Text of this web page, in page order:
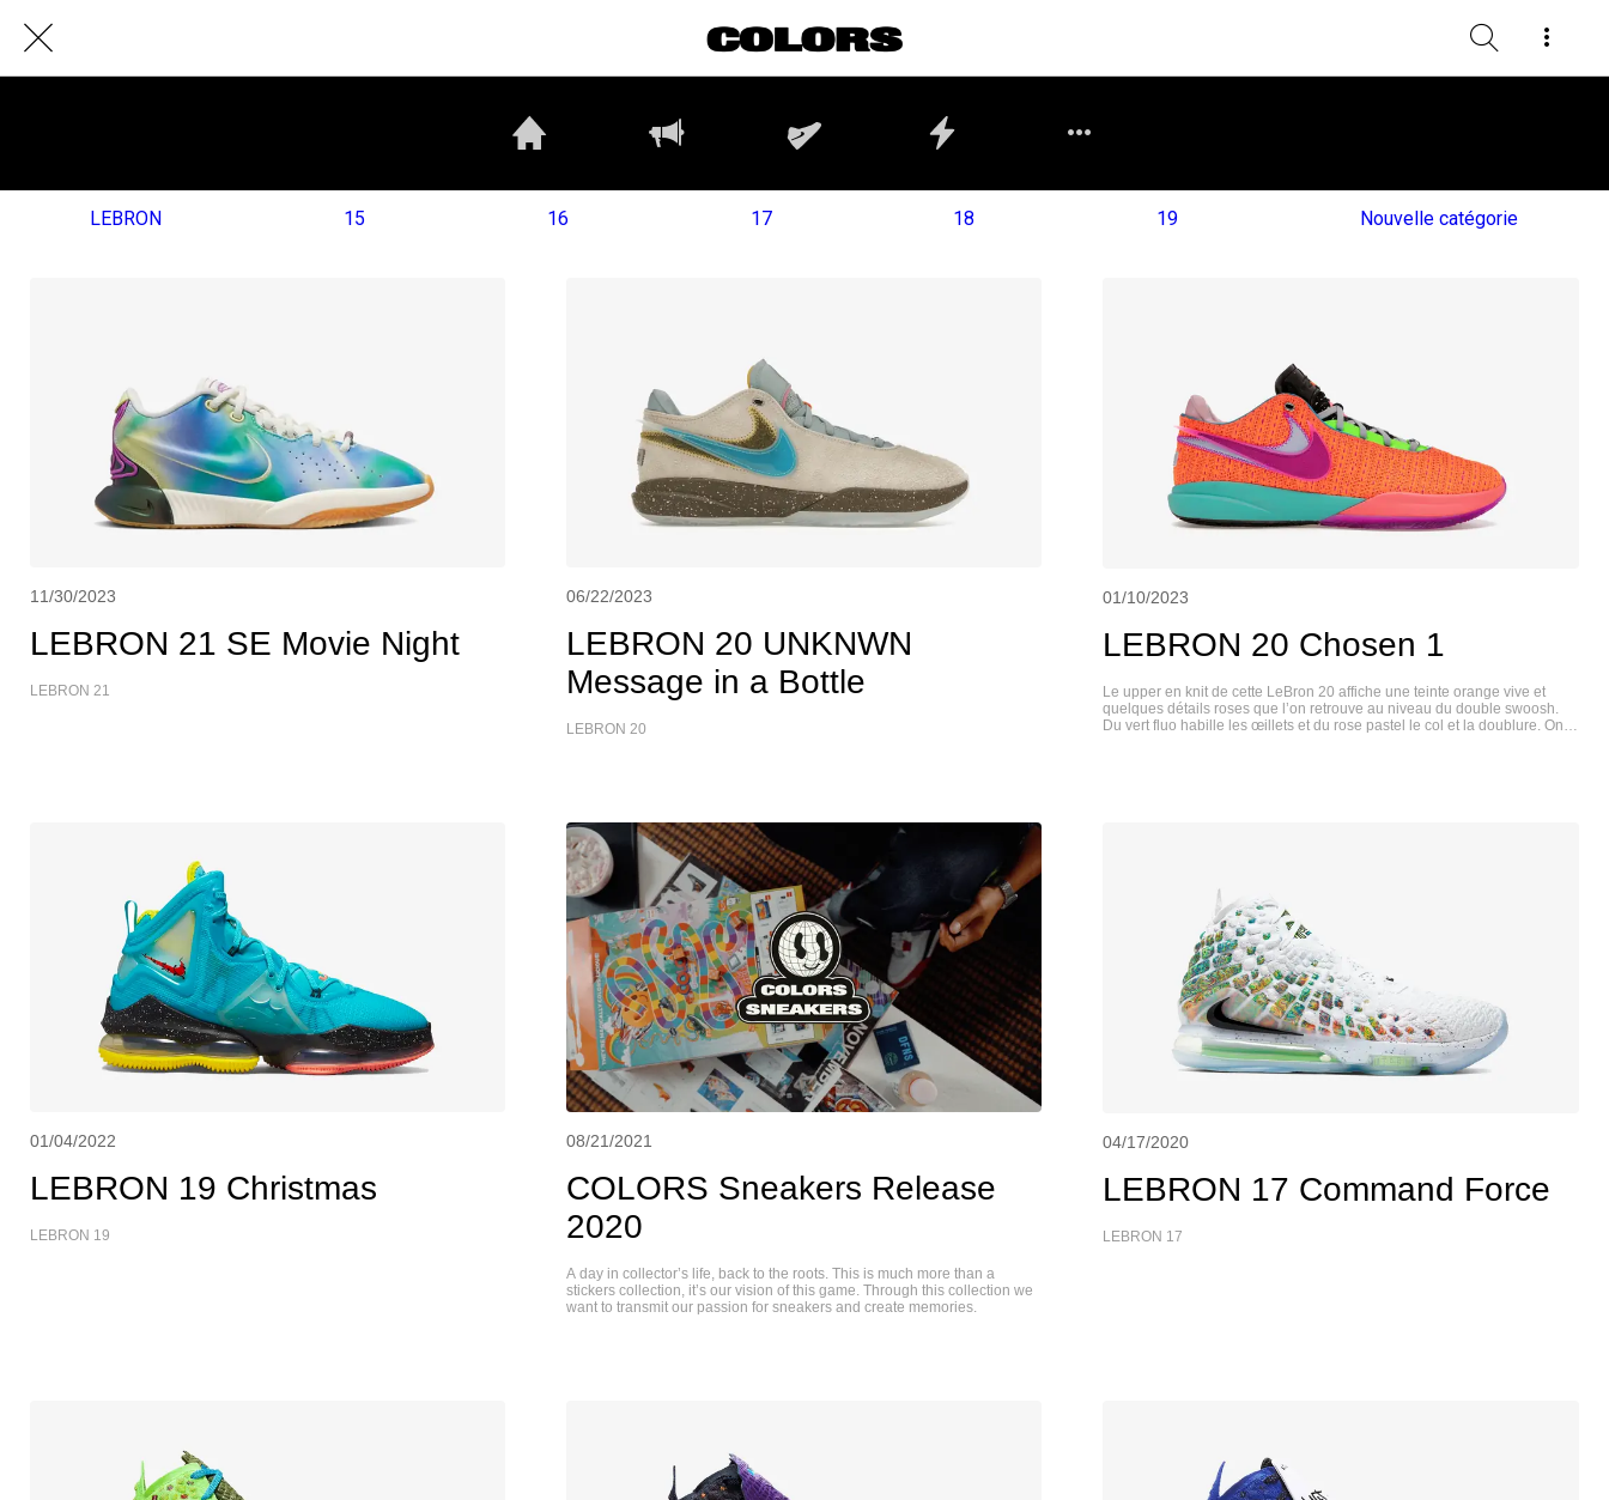
LEBRON 15 16 17 18 19 Nouvelle catégorie
11/30/2023
LEBRON 21 SE Movie Night
LEBRON 21
06/22/2023
LEBRON 20 UNKNWN
Message in a Bottle
LEBRON 20
01/10/2023
LEBRON 20 Chosen 1
Le upper en knit de cette LeBron 20 affiche une teinte orange vive et
quelques détails roses que l’on retrouve au niveau du double swoosh.
Du vert fluo habille les œillets et du rose pastel le col et la doublure. On
01/04/2022
LEBRON 19 Christmas
LEBRON 19
08/21/2021
COLORS Sneakers Release
2020
A day in collector’s life, back to the roots. This is much more than a
stickers collection, it’s our vision of this game. Through this collection we
want to transmit our passion for sneakers and create memories.
04/17/2020
LEBRON 17 Command Force
LEBRON 17